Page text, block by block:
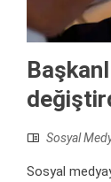
Sosyal
Sosyal